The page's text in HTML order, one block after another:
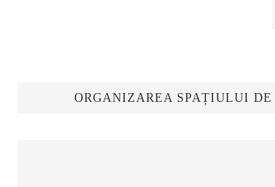
ORGANIZAREA SPAȚIULUI DE